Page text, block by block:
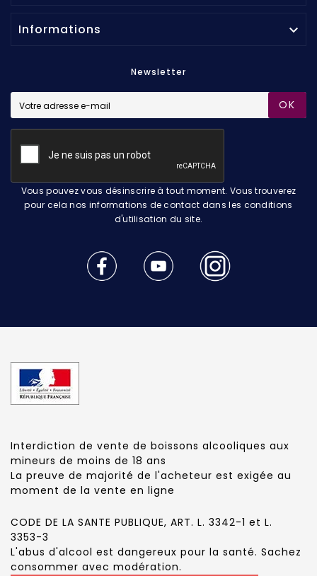
Informations 
Newsletter
OK
Vous pouvez vous désinscrire à tout moment. Vous trouverez
pour cela nos informations de contact dans les conditions
d'utilisation du site.
Interdiction de vente de boissons alcooliques aux
mineurs de moins de 18 ans
La preuve de majorité de l'acheteur est exigée au
moment de la vente en ligne
CODE DE LA SANTE PUBLIQUE, ART. L. 3342-1 et L.
3353-3
L'abus d'alcool est dangereux pour la santé. Sachez
consommer avec modération.